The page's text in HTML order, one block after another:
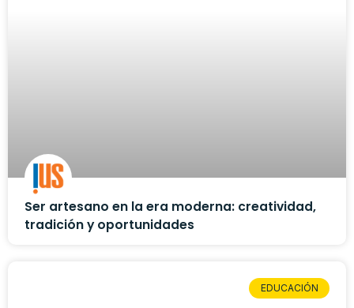
Ser artesano en la era moderna: creatividad,
tradición y oportunidades
EDUCACIÓN